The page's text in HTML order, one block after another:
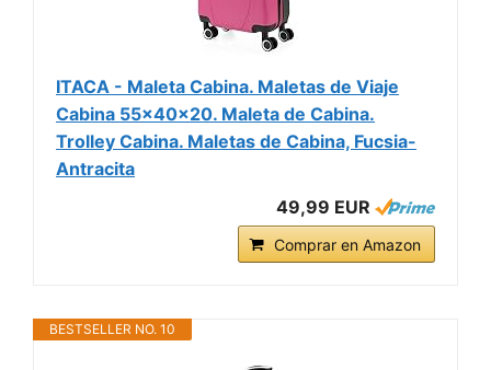
ITACA - Maleta Cabina. Maletas de Viaje
Cabina 55x40x20. Maleta de Cabina.
Trolley Cabina. Maletas de Cabina, Fucsia-
Antracita
49,99 EUR
Comprar en Amazon
BESTSELLER NO. 10